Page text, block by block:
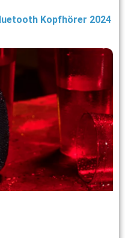
Kopfhörer 2024